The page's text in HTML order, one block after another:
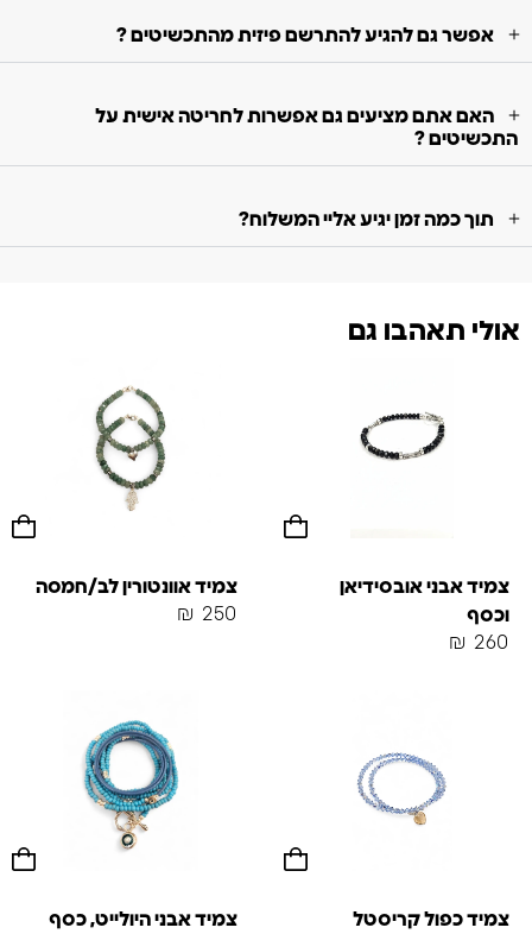
אפשר גם להגיע להתרשם פיזית מהתכשיטים ?
האם אתם מציעים גם אפשרות לחריטה אישית על
התכשיטים ?
תוך כמה זמן יגיע אליי המשלוח?
אולי תאהבו גם
צמיד אבני אובסידיאן
וכסף
₪ 260
צמיד אוונטורין לב/חמסה
₪ 250
צמיד כפול קריסטל
צמיד אבני היולייט, כסף